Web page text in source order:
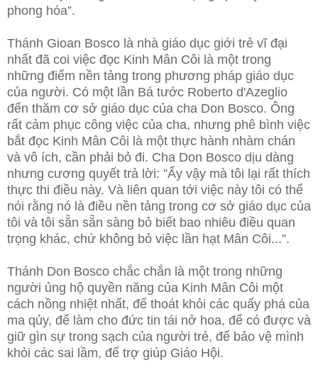
phong hóa”.
Thánh Gioan Bosco là nhà giáo dục giới trẻ vĩ đại
nhất đã coi việc đọc Kinh Mân Côi là một trong
những điểm nền tảng trong phương pháp giáo dục
của người. Có một lần Bá tước Roberto d'Azeglio
đến thăm cơ sở giáo dục của cha Don Bosco. Ông
rất cảm phục công việc của cha, nhưng phê bình việc
bắt đọc Kinh Mân Côi là một thực hành nhàm chán
và vô ích, cần phải bỏ đi. Cha Don Bosco dịu dàng
nhưng cương quyết trả lời: ”Ấy vậy mà tôi lại rất thích
thực thi điều này. Và liên quan tới việc này tôi có thể
nói rằng nó là điều nền tảng trong cơ sở giáo dục của
tôi và tôi sẵn sẵn sàng bỏ biết bao nhiêu điều quan
trọng khác, chứ không bỏ việc lần hạt Mân Côi...”.
Thánh Don Bosco chắc chắn là một trong những
người ủng hộ quyền năng của Kinh Mân Côi một
cách nồng nhiệt nhất, để thoát khỏi các quấy phá của
ma qủy, để làm cho đức tin tái nở hoa, để có được và
giữ gìn sự trong sạch của người trẻ, để bảo vệ mình
khỏi các sai lầm, để trợ giúp Giáo Hội.